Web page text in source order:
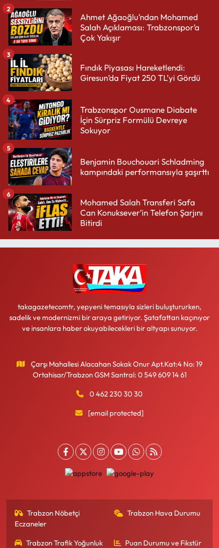
Ahmet Ağaoğlu’ndan Mohamed
Salah Açıklaması: Trabzonspor’a
Çok Yakışır
2
Fındık Piyasası Hareketlendi:
Giresun’da Fiyat 250 TL’yi Gördü
3
Trabzonspor Ousmane Diabate
İçin Sürpriz Formülü Devreye
Sokuyor
4
Benjamin Bouchouari Schladming
kampındaki performansıyla şaşırttı
5
Mohamed Salah Transferi Safa
Can Konuksever’in Telefon Şarjını
Bitirdi
6
takagazetecomtr, yepyeni temasıyla sizleri buluştururken,
sadelik ve modernizmi bir araya getiriyor. Şatafattan kaçınıyor
ve insanlara haber okuyabilecekleri bir altyapı sunuyor.
Çarşı Mahallesi Alacahan Sokak Onur Apt.Kat:4 No: 19
Ortahisar/Trabzon GSM Santral: 0 549 609 14 61
0 462 230 30 30
[email protected]
Trabzon Nöbetçi
Eczaneler
Trabzon Hava Durumu
Trabzon Trafik Yoğunluk Puan Durumu ve Fikstür